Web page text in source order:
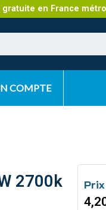
gratuite en France
COMPTE